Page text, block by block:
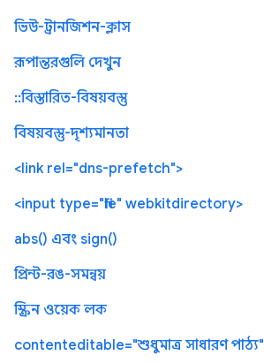
ভিউ-ট্রানজিশন-ক্লাস
রূপান্তরগুলি দেখুন
::বিস্তারিত-বিষয়বস্তু
বিষয়বস্তু-দৃশ্যমানতা
<link rel="dns-prefetch">
<input type="file" webkitdirectory>
abs() এবং sign()
প্রিন্ট-রঙ-সমন্বয়
স্ক্রিন ওয়েক লক
contenteditable="শুধুমাত্র সাধারণ পাঠ্য"